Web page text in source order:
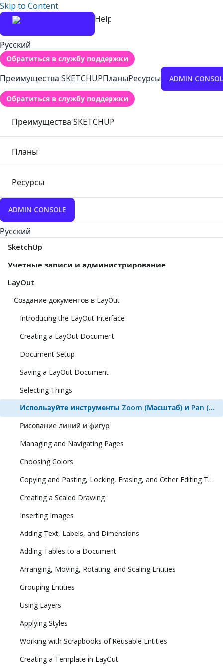
Skip to Content
Help
Русский
Обратиться в службу поддержки
Преимущества SKETCHUPПланыРесурсы ADMIN
Обратиться в службу поддержки
Преимущества SKETCHUP
Планы
Ресурсы
ADMIN CONSOLE
Русский
SketchUp
Учетные записи и администрирование
LayOut
Создание документов в LayOut
Introducing the LayOut Interface
Creating a LayOut Document
Document Setup
Saving a LayOut Document
Selecting Things
Используйте инструменты Zoom (Масштаб) и Pan (Панорамирование), чтобы просматривать модель
Рисование линий и фигур
Managing and Navigating Pages
Choosing Colors
Copying and Pasting, Locking, Erasing, and Other Editing Tasks
Creating a Scaled Drawing
Inserting Images
Adding Text, Labels, and Dimensions
Adding Tables to a Document
Arranging, Moving, Rotating, and Scaling Entities
Grouping Entities
Using Layers
Applying Styles
Working with Scrapbooks of Reusable Entities
Creating a Template in LayOut